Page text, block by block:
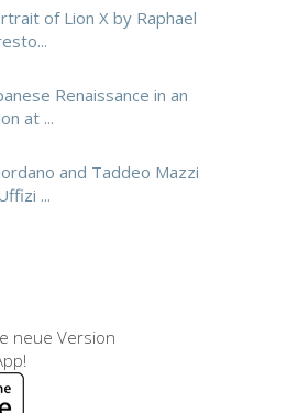
of Lion X by Raphael
Renaissance in an
at ...
and Taddeo Mazzi
...
neue Version